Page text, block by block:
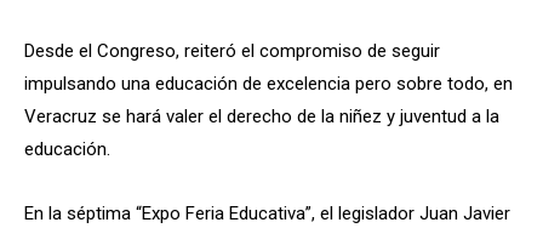
Desde el Congreso, reiteró el compromiso de seguir
impulsando una educación de excelencia pero sobre todo, en
Veracruz se hará valer el derecho de la niñez y juventud a la
educación.
En la séptima “Expo Feria Educativa”, el legislador Juan Javier